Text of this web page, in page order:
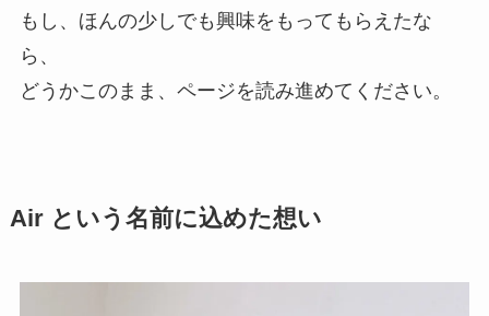
もし、ほんの少しでも興味をもってもらえたな
ら、
どうかこのまま、ページを読み進めてください。
Air という名前に込めた想い